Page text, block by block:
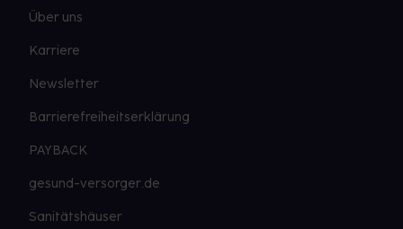
Über uns
Karriere
Newsletter
Barrierefreiheitserklärung
PAYBACK
gesund-versorger.de
Sanitätshäuser